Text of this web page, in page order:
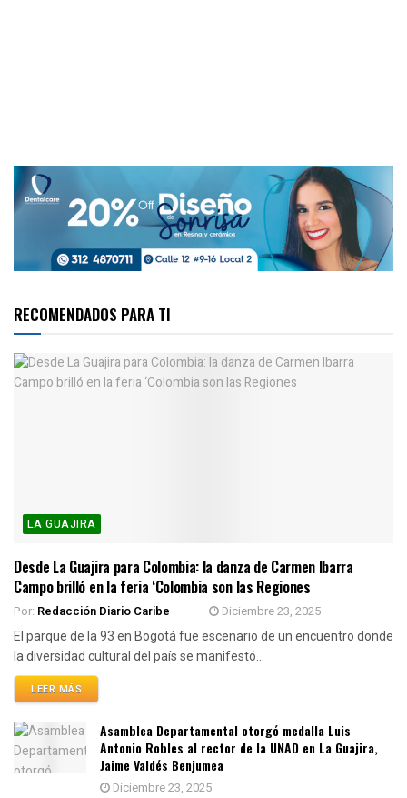
RECOMENDADOS PARA TI
LA GUAJIRA
Desde La Guajira para Colombia: la danza de Carmen Ibarra
Campo brilló en la feria ‘Colombia son las Regiones
Por: Redacción Diario Caribe Diciembre 23, 2025
El parque de la 93 en Bogotá fue escenario de un encuentro donde
la diversidad cultural del país se manifestó...
LEER MÁS
Asamblea Departamental otorgó medalla Luis
Antonio Robles al rector de la UNAD en La Guajira,
Jaime Valdés Benjumea
Diciembre 23, 2025